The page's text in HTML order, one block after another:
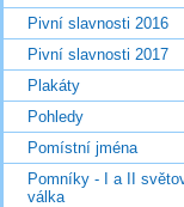
Pivní slavnosti 2016
Pivní slavnosti 2017
Plakáty
Pohledy
Pomístní jména
Pomníky - I a II
válka